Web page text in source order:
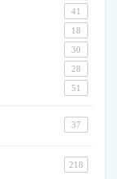
41
18
30
28
51
37
218